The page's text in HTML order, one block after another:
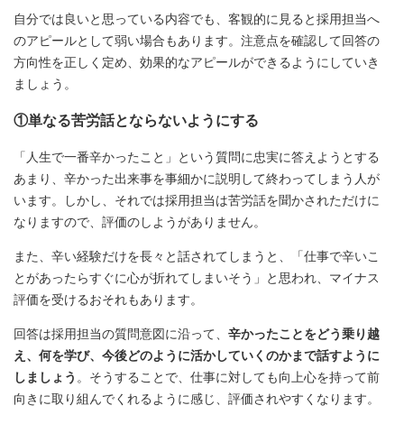
自分では良いと思っている内容でも、客観的に見ると採用担当へ
のアピールとして弱い場合もあります。注意点を確認して回答の
方向性を正しく定め、効果的なアピールができるようにしていき
ましょう。
①単なる苦労話とならないようにする
「人生で一番辛かったこと」という質問に忠実に答えようとする
あまり、辛かった出来事を事細かに説明して終わってしまう人が
います。しかし、それでは採用担当は苦労話を聞かされただけに
なりますので、評価のしようがありません。
また、辛い経験だけを長々と話されてしまうと、「仕事で辛いこ
とがあったらすぐに心が折れてしまいそう」と思われ、マイナス
評価を受けるおそれもあります。
回答は採用担当の質問意図に沿って、 辛かったことをどう乗り越
え、何を学び、今後どのように活かしていくのかまで話すように
しましょう 。そうすることで、仕事に対しても向上心を持って前
向きに取り組んでくれるように感じ、評価されやすくなります。